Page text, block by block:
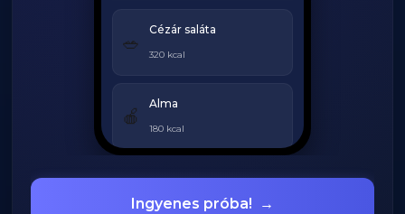
🥗
Cézár saláta
320 kcal
🍎
Alma
180 kcal
Grillezett csirke
420 kcal
Ingyenes próba! →